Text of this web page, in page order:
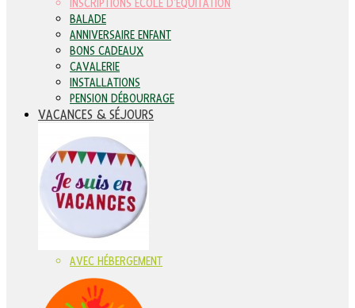
INSCRIPTIONS ÉCOLE D'ÉQUITATION
BALADE
ANNIVERSAIRE ENFANT
BONS CADEAUX
CAVALERIE
INSTALLATIONS
PENSION DÉBOURRAGE
VACANCES & SÉJOURS
AVEC HÉBERGEMENT